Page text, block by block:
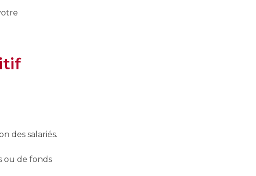
des salariés.
ou de fonds